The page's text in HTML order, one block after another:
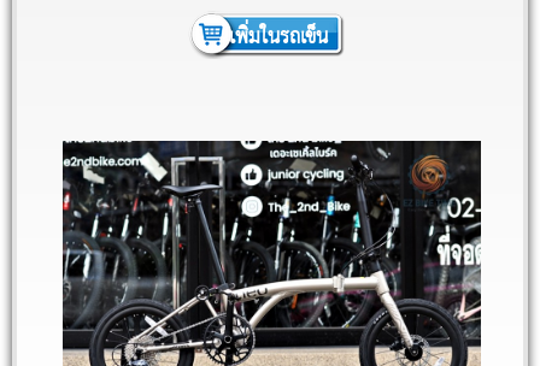
เพิ่มในรถเข็น